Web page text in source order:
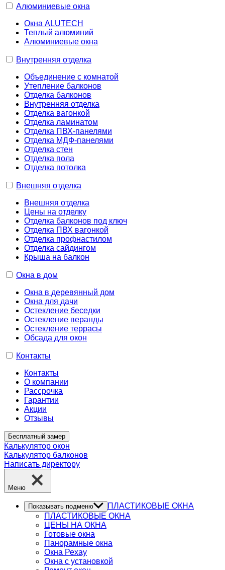
Алюминиевые окна
Окна ALUTECH
Теплый алюминий
Алюминиевые окна
Внутренняя отделка
Объединение с комнатой
Утепление балконов
Отделка балконов
Внутренняя отделка
Отделка вагонкой
Отделка ламинатом
Отделка ПВХ-панелями
Отделка МДФ-панелями
Отделка стен
Отделка пола
Отделка потолка
Внешняя отделка
Внешняя отделка
Цены на отделку
Отделка балконов под ключ
Отделка ПВХ вагонкой
Отделка профнастилом
Отделка сайдингом
Крыша на балкон
Окна в дом
Окна в деревянный дом
Окна для дачи
Остекление беседки
Остекление веранды
Остекление террасы
Обсада для окон
Контакты
Контакты
О компании
Рассрочка
Гарантии
Акции
Отзывы
Бесплатный замер
Калькулятор окон
Калькулятор балконов
Написать директору
Меню
Показывать подменю
ПЛАСТИКОВЫЕ ОКНА
ПЛАСТИКОВЫЕ ОКНА
ЦЕНЫ НА ОКНА
Готовые окна
Панорамные окна
Окна Рехау
Окна с установкой